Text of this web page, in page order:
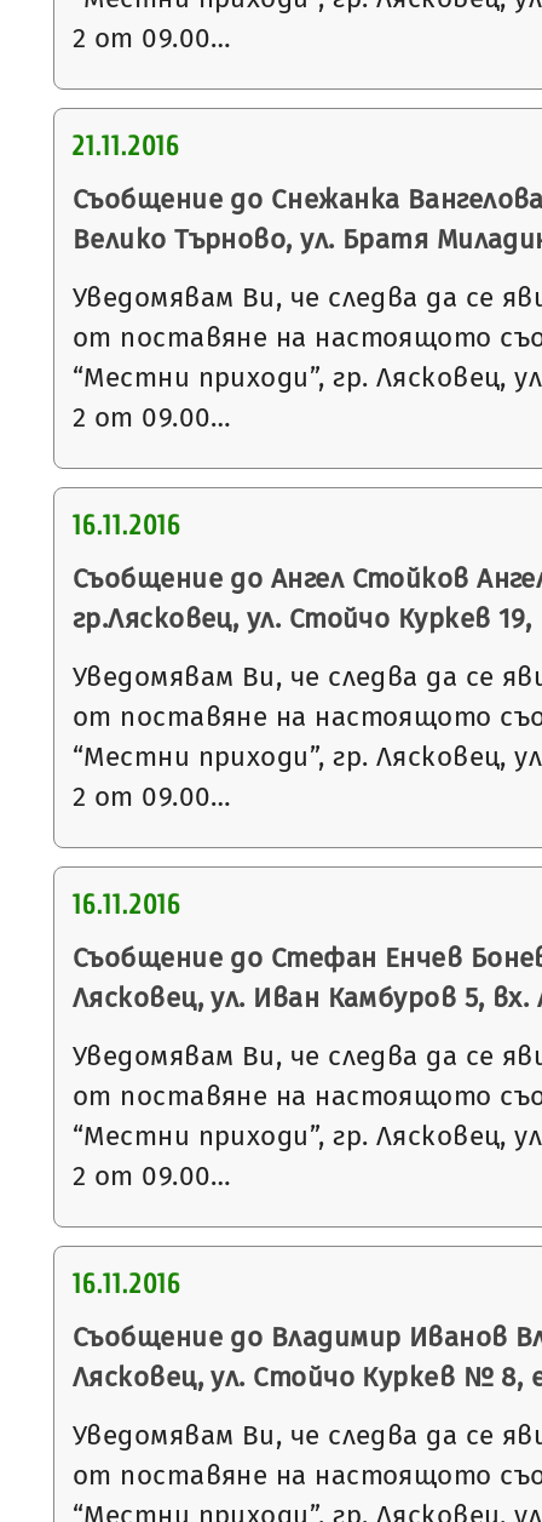
2 от 09.00…
21.11.2016
Съобщение до Снежанка
Велико Търново, ул. Братя
Уведомявам Ви, че следва да се
от поставяне на настоящото
“Местни приходи”, гр. Лясковец,
2 от 09.00…
16.11.2016
Съобщение до Ангел Стойков
гр.Лясковец, ул. Стойчо Куркев 19,
Уведомявам Ви, че следва да се
от поставяне на настоящото
“Местни приходи”, гр. Лясковец,
2 от 09.00…
16.11.2016
Съобщение до Стефан Енчев
Лясковец, ул. Иван Камбуров 5, вх.
Уведомявам Ви, че следва да се
от поставяне на настоящото
“Местни приходи”, гр. Лясковец,
2 от 09.00…
16.11.2016
Съобщение до Владимир Иванов
Лясковец, ул. Стойчо Куркев № 8,
Уведомявам Ви, че следва да се
от поставяне на настоящото
“Местни приходи”, гр. Лясковец,